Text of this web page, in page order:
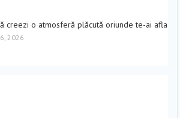
creezi o atmosferă plăcută oriunde te-ai afla
2026